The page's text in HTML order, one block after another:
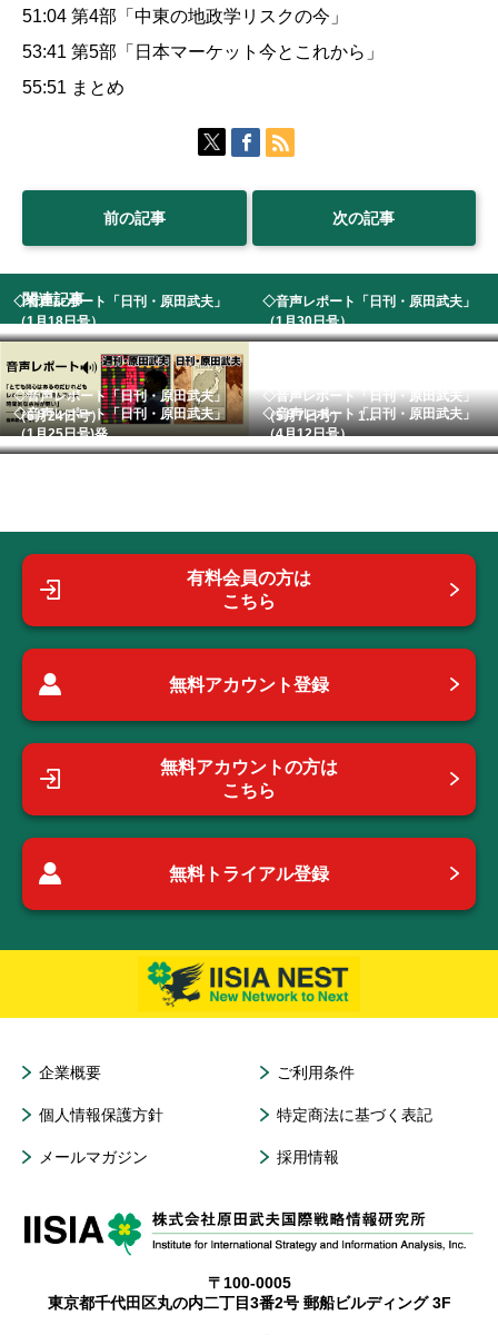
51:04 第4部「中東の地政学リスクの今」
53:41 第5部「日本マーケット今とこれから」
55:51 まとめ
前の記事 次の記事
関連記事
◇音声レポート「日刊・原田武夫」
（1月18日号） ...
◇音声レポート「日刊・原田武夫」
（1月30日号） ...
◇音声レポート「日刊・原田武夫」
（6月24日号）
◇音声レポート「日刊・原田武夫」
（5月7日号） 1...
◇音声レポート「日刊・原田武夫」
（1月25日号)発...
◇音声レポート「日刊・原田武夫」
（4月12日号） ...
有料会員の方は
こちら
無料アカウント登録
無料アカウントの方は
こちら
無料トライアル登録
企業概要 ご利用条件
個人情報保護方針 特定商法に基づく表記
メールマガジン 採用情報
〒100-0005
東京都千代田区丸の内二丁目3番2号 郵船ビルディング 3F